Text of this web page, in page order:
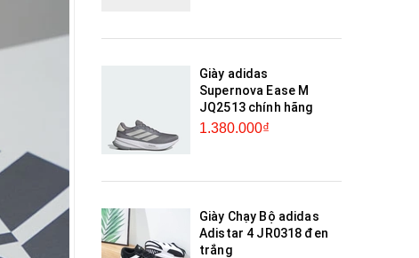
Giày adidas
Supernova Ease M
JQ2513 chính hãng
1.380.000₫
Giày Chạy Bộ adidas
Adistar 4 JR0318 đen
trắng